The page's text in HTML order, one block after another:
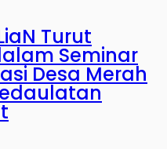
Turut
Seminar
Desa Merah